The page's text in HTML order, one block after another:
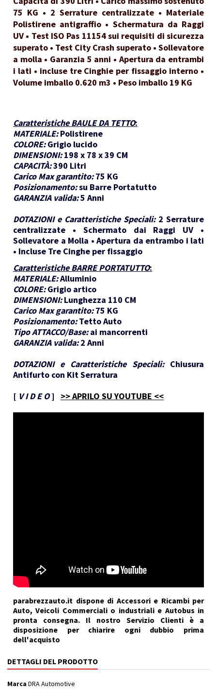
75 KG • 2 Serrature centralizzate • Materiale
Polistirene antigraffio • Schermatura da Raggi
UV • Test ISO Pas 11154 sui requisiti di sicurezza
superato • Test City Crash superato • Sollevatore
a molla • Garanzia 5 anni • Apertura da entrambi
i lati • incluse tre Cinghie per fissaggio interno •
Volume imballo 0.620 m3 • Peso imballo 19 KG
Caratteristiche BAULE DA TETTO:
MATERIALE: Polistirene
COLORE: Grigio lucido
DIMENSIONI: 198 x 78 x 39 CM
CAPACITÀ:390 Litri
Carico Max garantito: 75 KG
Posizionamento:su Barre Portatutto
GARANZIA valida:5 Anni
DOTAZIONI e Caratteristiche Speciali: 2 Serrature
centralizzate • Schermato dai Raggi UV •
Sollevatore a Molla • Apertura da entrambo i lati
• Incluse Tre Cinghe per fissaggio
Caratteristiche BARRE PORTATUTTO:
MATERIALE:Alluminio
COLORE: Grigio artico
DIMENSIONI: Lunghezza 110 CM
Carico Max garantito: 75 KG
Posizionamento: Tetto Auto
Tipo ATTACCO/Base: ai mancorrenti
GARANZIA valida: 2 Anni
DOTAZIONI e Caratteristiche Speciali: Chiusura
Antifurto con Kit Serratura
[ V I D E O] >> APRILO SU YOUTUBE <<
parabrezzauto.it dispone di Accessori e Ricambi per
Auto, Veicoli Commerciali o industriali e Autobus in
pronta consegna. Il nostro Servizio Clienti è a
disposizione per chiarire ogni dubbio prima
dell'acquisto
DETTAGLI DEL PRODOTTO
Marca DRA Automotive